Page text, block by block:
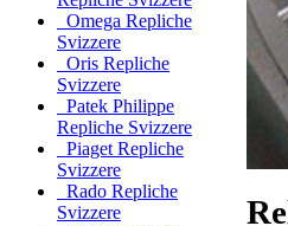
Omega Repliche
Svizzere
Oris Repliche
Svizzere
Patek Philippe
Repliche Svizzere
Piaget Repliche
Svizzere
Rado Repliche
Svizzere